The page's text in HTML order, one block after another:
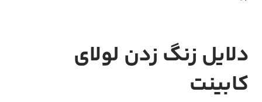
دلایل زنگ زدن لولای
کابینت